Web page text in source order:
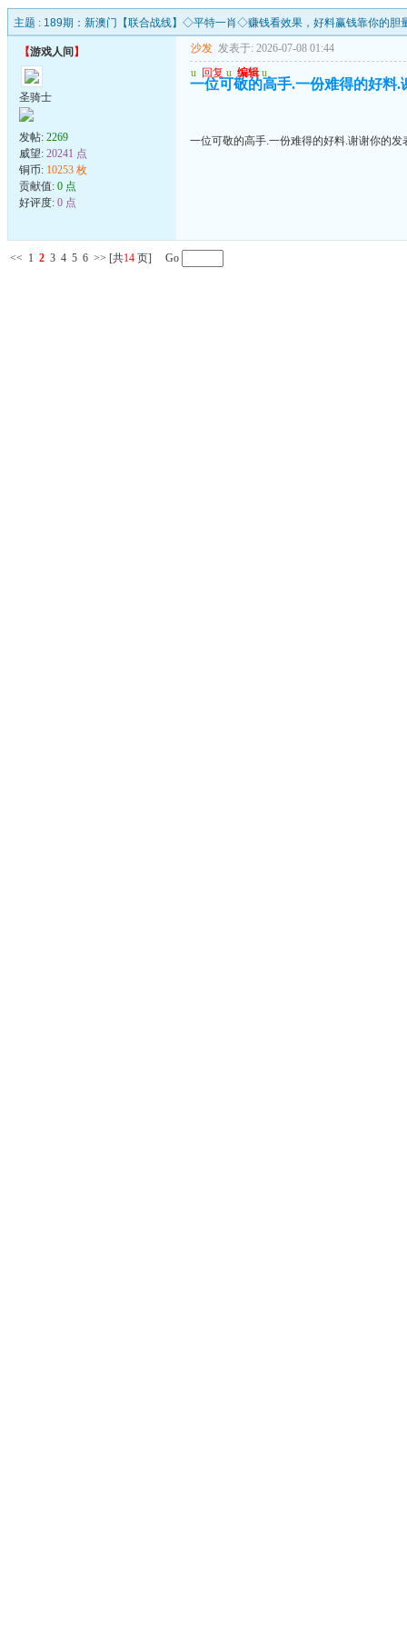
主题 : 189期：新澳门【联合战线】◇平特一肖◇赚钱看效果，好料赢钱靠你的胆
【游戏人间 】
圣骑士
发帖: 2269
威望: 20241 点
铜币: 10253 枚
贡献值: 0 点
好评度: 0 点
沙发 发表于: 2026-07-08 01:44
u 回复 u 编辑 u
一位可敬的高手.一份难得的好料.
一位可敬的高手.一份难得的好料.谢谢你的发
<< 1 2 3 4 5 6 >> [共14 页] Go